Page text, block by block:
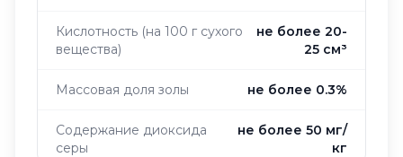
Кислотность (на 100 г сухого
вещества)
не более 20-
25 см³
Массовая доля золы не более 0.3%
Содержание диоксида
серы
не более 50 мг/
кг